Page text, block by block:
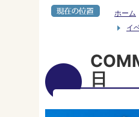
ホーム
イ
日